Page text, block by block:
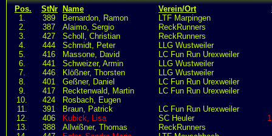
Pos. StNr Name Verein/Ort
1.
389 Bernardon, Ramon
LTF Marpingen
2.
387 Alaimo, Sergio
ReckRunners
3.
427 Scholl, Christian
ReckRunners
4.
444 Schmidt, Peter
LLG Wustweiler
5.
416 Massone, David
LC Fun Run Urexweiler
6.
441 Schweizer, Armin
LLG Wustweiler
7.
446 Klößner, Thorsten
LLG Wustweiler
8.
401 Geßner, Daniel
LC Fun Run Urexweiler
9.
417 Recktenwald, Martin
LC Fun Run Urexweiler
10.
424
Rosbach, Eugen
11.
391 Braun, Patrick
LC Fun Run Urexweiler
12.
406 Kubick, Lisa SC Heuler
13.
388 Allwißner, Thomas
ReckRunners